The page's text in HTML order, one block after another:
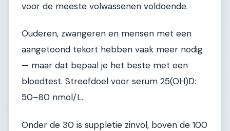
voor de meeste volwassenen voldoende.
Ouderen, zwangeren en mensen met een
aangetoond tekort hebben vaak meer nodig
— maar dat bepaal je het beste met een
bloedtest. Streefdoel voor serum 25(OH)D:
50–80 nmol/L.
Onder de 30 is suppletie zinvol, boven de 100